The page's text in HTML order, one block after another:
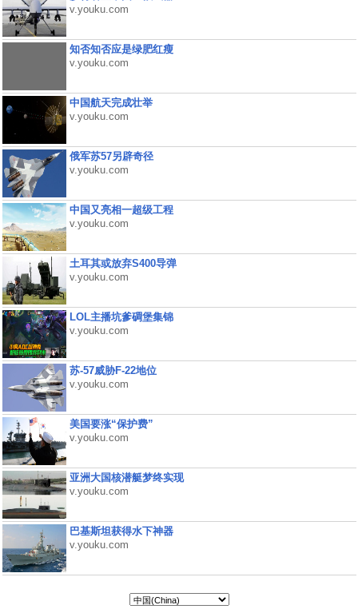
v.youku.com
知否知否应是绿肥红瘦
v.youku.com
中国航天完成壮举
v.youku.com
俄军苏57另辟奇径
v.youku.com
中国又亮相一超级工程
v.youku.com
土耳其或放弃S400导弹
v.youku.com
LOL主播坑爹碉堡集锦
v.youku.com
苏-57威胁F-22地位
v.youku.com
美国要涨“保护费”
v.youku.com
亚洲大国核潜艇梦终实现
v.youku.com
巴基斯坦获得水下神器
v.youku.com